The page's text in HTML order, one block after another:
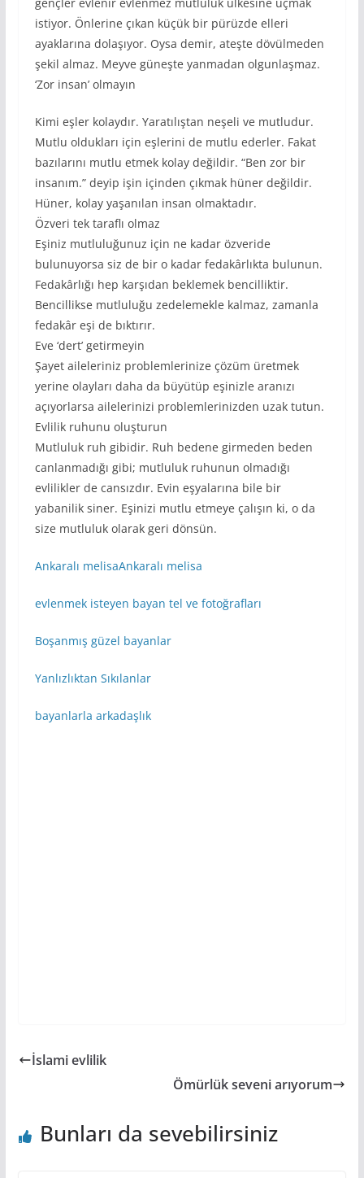
istiyor. Önlerine çıkan küçük bir pürüzde elleri
ayaklarına dolaşıyor. Oysa demir, ateşte dövülmeden
şekil almaz. Meyve güneşte yanmadan olgunlaşmaz.
‘Zor insan’ olmayın
Kimi eşler kolaydır. Yaratılıştan neşeli ve mutludur.
Mutlu oldukları için eşlerini de mutlu ederler. Fakat
bazılarını mutlu etmek kolay değildir. “Ben zor bir
insanım.” deyip işin içinden çıkmak hüner değildir.
Hüner, kolay yaşanılan insan olmaktadır.
Özveri tek taraflı olmaz
Eşiniz mutluluğunuz için ne kadar özveride
bulunuyorsa siz de bir o kadar fedakârlıkta bulunun.
Fedakârlığı hep karşıdan beklemek bencilliktir.
Bencillikse mutluluğu zedelemekle kalmaz, zamanla
fedakâr eşi de bıktırır.
Eve ‘dert’ getirmeyin
Şayet aileleriniz problemlerinize çözüm üretmek
yerine olayları daha da büyütüp eşinizle aranızı
açıyorlarsa ailelerinizi problemlerinizden uzak tutun.
Evlilik ruhunu oluşturun
Mutluluk ruh gibidir. Ruh bedene girmeden beden
canlanmadığı gibi; mutluluk ruhunun olmadığı
evlilikler de cansızdır. Evin eşyalarına bile bir
yabanilik siner. Eşinizi mutlu etmeye çalışın ki, o da
size mutluluk olarak geri dönsün.
Ankaralı melisaAnkaralı melisa
evlenmek isteyen bayan tel ve fotoğrafları
Boşanmış güzel bayanlar
Yanlızlıktan Sıkılanlar
bayanlarla arkadaşlık
İslami evlilik
Ömürlük seveni arıyorum
Bunları da sevebilirsiniz